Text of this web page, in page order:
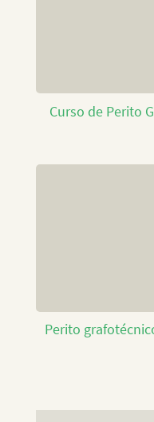
Curso de Perito
Perito